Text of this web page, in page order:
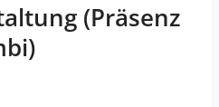
(Präsenz